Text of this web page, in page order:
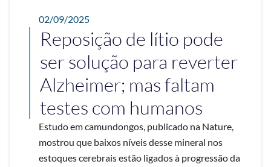
02/09/2025
Reposição de lítio pode
ser solução para reverter
Alzheimer; mas faltam
testes com humanos
Estudo em camundongos, publicado na Nature,
mostrou que baixos níveis desse mineral nos
estoques cerebrais estão ligados à progressão da